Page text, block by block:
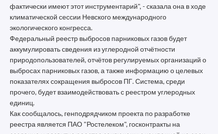
фактически имеют этот инструментарий", - сказала она в ходе
климатической сессии Невского международного
экологического конгресса.
Федеральный реестр выбросов парниковых газов будет
аккумулировать сведения из углеродной отчётности
природопользователей, отчётов регулируемых организаций о
выбросах парниковых газов, а также информацию о целевых
показателях сокращения выбросов ПГ. Система, среди
прочего, будет взаимодействовать с реестром углеродных
единиц.
Как сообщалось, генподрядчиком проекта по разработке
реестра является ПАО "Ростелеком", госконтракты на